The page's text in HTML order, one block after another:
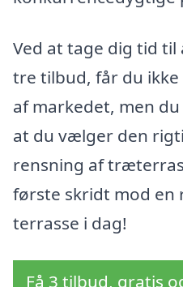
Ved at tage dig tid
tre tilbud, får du
af markedet, men
at du vælger den
rensning af
første skridt mod en
terrasse i dag!
Få 3 tilbud, gratis